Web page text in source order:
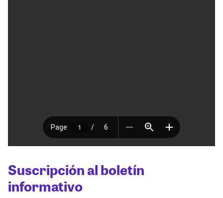
Suscripción al boletín
informativo